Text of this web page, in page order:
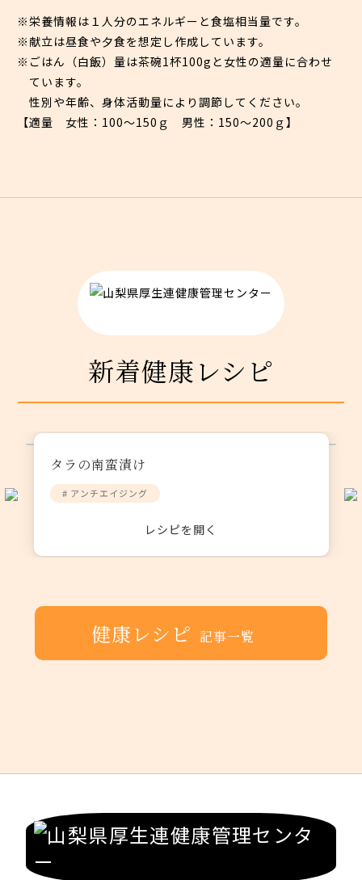
※栄養情報は１人分のエネルギーと食塩相当量です。
※献立は昼食や夕食を想定し作成しています。
※ごはん（白飯）量は茶碗1杯100gと女性の適量に合わせ
ています。
性別や年齢、身体活動量により調節してください。
【適量 女性：100〜150ｇ 男性：150〜200ｇ】
新着健康レシピ
タラの南蛮漬け
# アンチエイジング
レシピを開く
健康レシピ 記事一覧